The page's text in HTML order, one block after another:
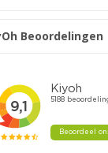
Beoordelingen